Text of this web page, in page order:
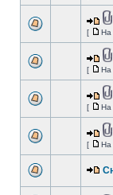
[ На
[ На
[ На
[ На